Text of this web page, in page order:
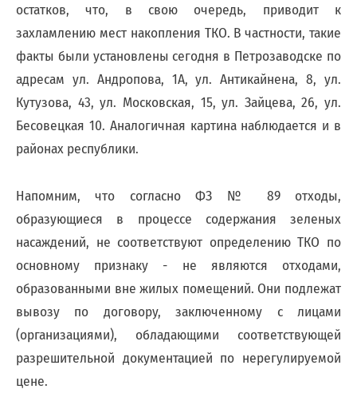
лиц
(договоры,
допсоглашения):
(8142)
79-
82-86
;
info@rotko10.ru
юридических
лиц
по
платежным
документам
(неполучение,
смена
почтового
адреса,
запрос
остатков, что, в свою очередь, приводит к
захламлению мест накопления ТКО. В частности, такие
факты были установлены сегодня в Петрозаводске по
адресам ул. Андропова, 1А, ул. Антикайнена, 8, ул.
Кутузова, 43, ул. Московская, 15, ул. Зайцева, 26, ул.
Бесовецкая 10. Аналогичная картина наблюдается и в
районах республики.
Напомним, что согласно ФЗ № 89 отходы,
образующиеся в процессе содержания зеленых
насаждений, не соответствуют определению ТКО по
основному признаку - не являются отходами,
образованными вне жилых помещений. Они подлежат
вывозу по договору, заключенному с лицами
(организациями), обладающими соответствующей
разрешительной документацией по нерегулируемой
цене.